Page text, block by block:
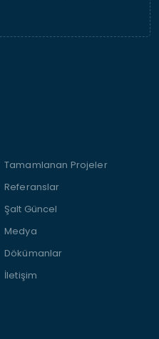
Tamamlanan Projeler
Referanslar
Şalt Güncel
Medya
Dökümanlar
İletişim